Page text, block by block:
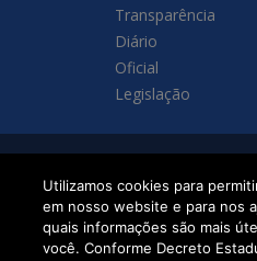
Transparência
Diário
Oficial
Legislação
SETDIG | Secretaria-
Executiva de
Transformação Digital
Utilizamos cookies para
em nosso website e para nos
quais informações são mais
você. Conforme Decreto